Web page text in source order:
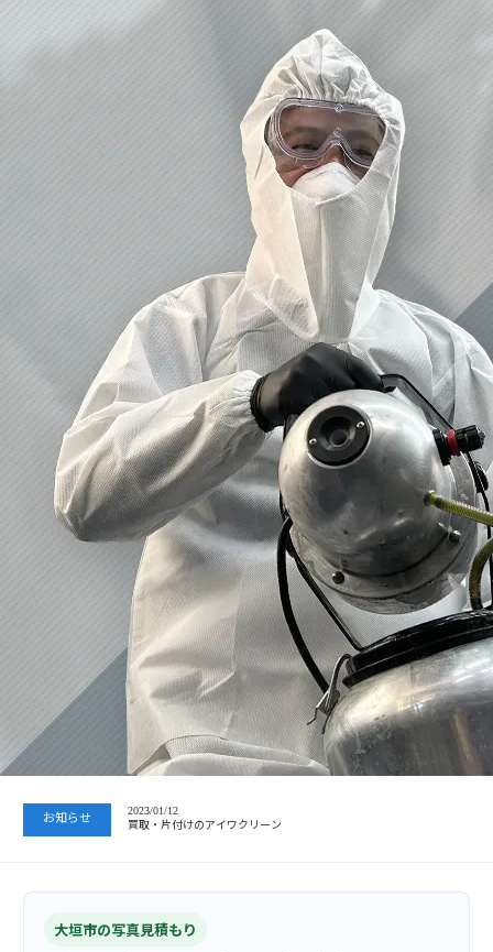
お知らせ
2023/01/12
買取・片付けのアイワクリーン
2023/07/24
中日新聞 岐阜版「空き家対策SOS」コーナーに掲載いただきまし…
2023/01/12
買取・片付けのアイワクリーン
中日新聞 岐阜版「空き家対策SOS」コーナーに掲載いただきまし…
大垣市の写真見積もり